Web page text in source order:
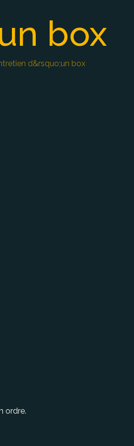
box
d&rsquo;un box
ordre.